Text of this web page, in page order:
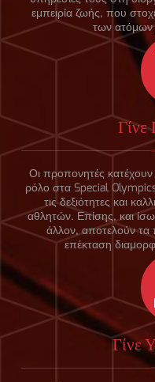
εμπειρία ζωής, που
των ατόμων
Γίνε
Οι προπονητές κατέχουν
ρόλο στα Special
τις δεξιότητες και
αθλητών. Επίσης, και
άλλον, αποτελούν τα
επέκταση
Γίνε